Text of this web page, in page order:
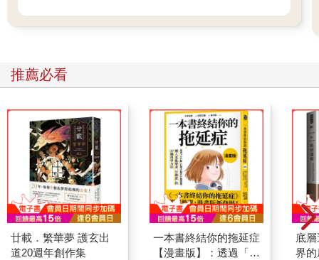
一句話：「我其實很不喜歡這種開玩笑的方式……為什麼不能尊
重我呢？。」
抑型表達模式。其實你的內心已經有很清晰的語句：「我很在
意」、「我希望被尊重」，這是自我聲音浮現的訊號，雖然當下
沒說出口，但能意識到內在語言，就是自我情緒覺察的蛻變起
請你一定要重視「我其實想說……」這句話，這是一顆種子，象
徵我們開始看見自己的感覺，願意重視自己的想法。
從不好意思蛻變的第一步，不必在乎自己是否說得完美、說得漂
亮，而是先找到內心的想法和感知，而這就是我們接下來要練習
的重點。
1. 重新連結內在，從「我現在感覺……」開始
推薦必看
廿載．繁華夢 護玄出
道20週年創作集
一本書終結你的拖延症
【漫畫版】：透過「小
底
界